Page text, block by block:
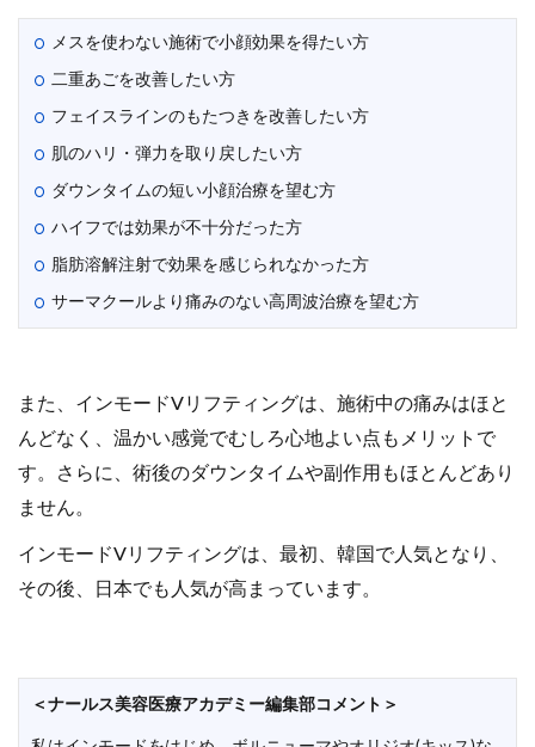
メスを使わない施術で小顔効果を得たい方
二重あごを改善したい方
フェイスラインのもたつきを改善したい方
肌のハリ・弾力を取り戻したい方
ダウンタイムの短い小顔治療を望む方
ハイフでは効果が不十分だった方
脂肪溶解注射で効果を感じられなかった方
サーマクールより痛みのない高周波治療を望む方
また、インモードVリフティングは、施術中の痛みはほと
んどなく、温かい感覚でむしろ心地よい点もメリットで
す。さらに、術後のダウンタイムや副作用もほとんどあり
ません。
インモードVリフティングは、最初、韓国で人気となり、
その後、日本でも人気が高まっています。
＜ナールス美容医療アカデミー編集部コメント＞